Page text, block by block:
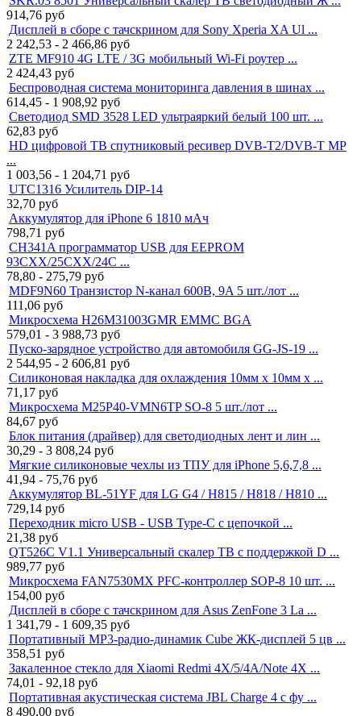
914,76 руб
Дисплей в сборе с тачскрином для Sony Xperia XA Ul ...
2 242,53 - 2 466,86 руб
ZTE MF910 4G LTE / 3G мобильный Wi-Fi роутер ...
2 424,43 руб
Беспроводная система мониторинга давления в шинах ...
614,45 - 1 908,92 руб
Светодиод SMD 3528 LED ультраяркий белый 100 шт. ...
62,83 руб
HD цифровой ТВ спутниковый ресивер DVB-T2/DVB-T MP
...
1 003,56 - 1 204,71 руб
UTC1316 Усилитель DIP-14
32,70 руб
Аккумулятор для iPhone 6 1810 мАч
798,71 руб
CH341A программатор USB для EEPROM
93CXX/25CXX/24C ...
78,80 - 275,79 руб
MDF9N60 Транзистор N-канал 600В, 9A 5 шт./лот ...
111,06 руб
Микросхема H26M31003GMR EMMC BGA
579,01 - 3 988,73 руб
Пуско-зарядное устройство для автомобиля GG-JS-19 ...
2 544,95 - 2 606,81 руб
Силиконовая накладка для охлаждения 10мм x 10мм x ...
71,17 руб
Микросхема M25P40-VMN6TP SO-8 5 шт./лот ...
84,67 руб
Блок питания (драйвер) для светодиодных лент и лин ...
30,29 - 3 808,24 руб
Мягкие силиконовые чехлы из ТПУ для iPhone 5,6,7,8 ...
41,94 - 75,76 руб
Аккумулятор BL-51YF для LG G4 / H815 / H818 / H810 ...
729,14 руб
Переходник micro USB - USB Type-C с цепочкой ...
21,38 руб
QT526C V1.1 Универсальный скалер ТВ с поддержкой D ...
989,77 руб
Микросхема FAN7530MX PFC-контроллер SOP-8 10 шт. ...
154,00 руб
Дисплей в сборе с тачскрином для Asus ZenFone 3 La ...
1 341,79 - 1 609,35 руб
Портативный MP3-радио-динамик Cube ЖК-дисплей 5 цв ...
358,51 руб
Закаленное стекло для Xiaomi Redmi 4X/5/4A/Note 4X ...
74,01 - 92,18 руб
Портативная акустическая система JBL Charge 4 с фу ...
8 490,00 руб